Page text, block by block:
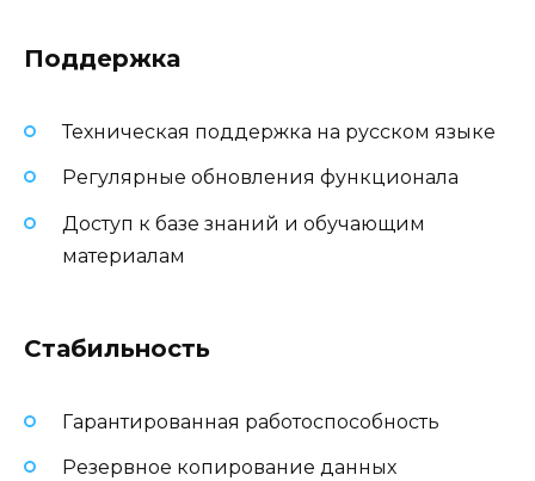
Поддержка
Техническая поддержка на русском языке
Регулярные обновления функционала
Доступ к базе знаний и обучающим
материалам
Стабильность
Гарантированная работоспособность
Резервное копирование данных